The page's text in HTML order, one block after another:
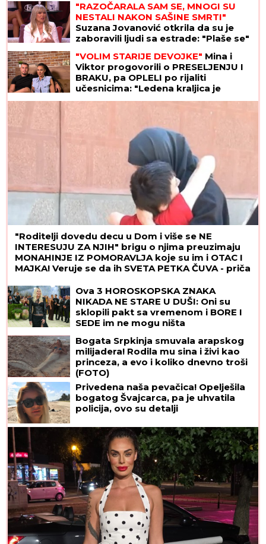
"RAZOČARALA SAM SE, MNOGI SU
NESTALI NAKON SAŠINE SMRTI"
Suzana Jovanović otkrila da su je
zaboravili ljudi sa estrade: "Plaše se"
"VOLIM STARIJE DEVOJKE" Mina i
Viktor progovorili o PRESELJENJU I
BRAKU, pa OPLELI po rijaliti
učesnicima: "Ledena kraljica je
opelješila deda Daneta (VIDEO)
"Roditelji dovedu decu u Dom i više se NE
INTERESUJU ZA NJIH" brigu o njima preuzimaju
MONAHINJE IZ POMORAVLJA koje su im i OTAC I
MAJKA! Veruje se da ih SVETA PETKA ČUVA - priča
Ova 3 HOROSKOPSKA ZNAKA
NIKADA NE STARE U DUŠI: Oni su
sklopili pakt sa vremenom i BORE I
SEDE im ne mogu ništa
Bogata Srpkinja smuvala arapskog
milijadera! Rodila mu sina i živi kao
princeza, a evo i koliko dnevno troši
(FOTO)
Privedena naša pevačica! Opelješila
bogatog Švajcarca, pa je uhvatila
policija, ovo su detalji